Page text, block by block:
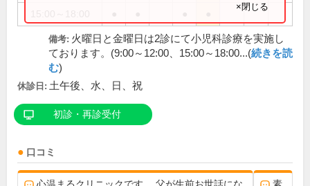
×閉じる
備考: 火曜日と金曜日は2診にて小児科診療を実施し
ております。(9:00～12:00、15:00～18:00...(続きを読
む)
休診日: 土午後、水、日、祝
初診・再診受付
口コミ